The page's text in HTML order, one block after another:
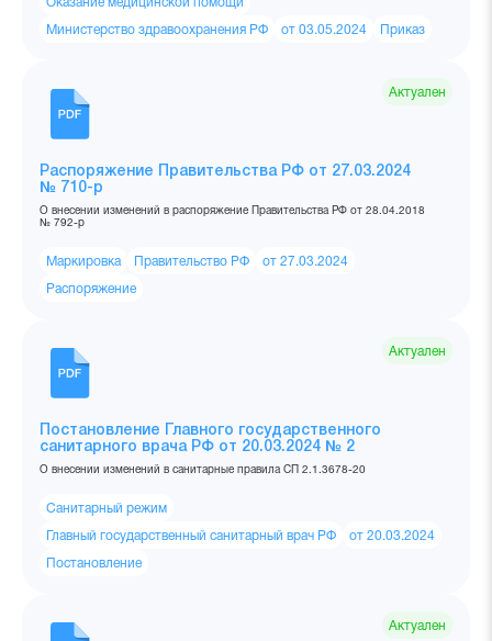
Оказание медицинской помощи
Министерство здравоохранения РФ от 03.05.2024 Приказ
Актуален
Распоряжение Правительства РФ от 27.03.2024
№ 710-р
О внесении изменений в распоряжение Правительства РФ от 28.04.2018
№ 792-р
Маркировка Правительство РФ от 27.03.2024
Распоряжение
Актуален
Постановление Главного государственного
санитарного врача РФ от 20.03.2024 № 2
О внесении изменений в санитарные правила СП 2.1.3678-20
Санитарный режим
Главный государственный санитарный врач РФ от 20.03.2024
Постановление
Актуален